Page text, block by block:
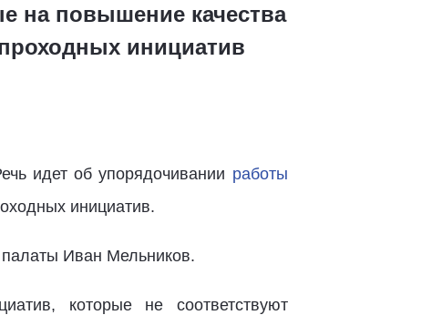
на повышение качества
инициатив
идет об упорядочивании работы
инициатив.
палаты Иван Мельников.
которые не соответствуют